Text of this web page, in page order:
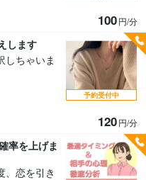
100円/分
します
ちゃいま
120円/分
予約受付中
率を上げま
、恋を引き